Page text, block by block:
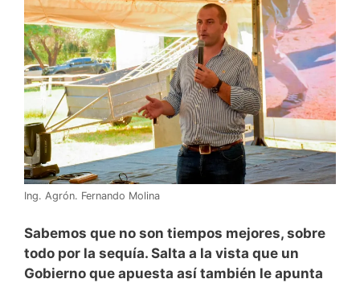
Ing. Agrón. Fernando Molina
Sabemos que no son tiempos mejores, sobre
todo por la sequía. Salta a la vista que un
Gobierno que apuesta así también le apunta